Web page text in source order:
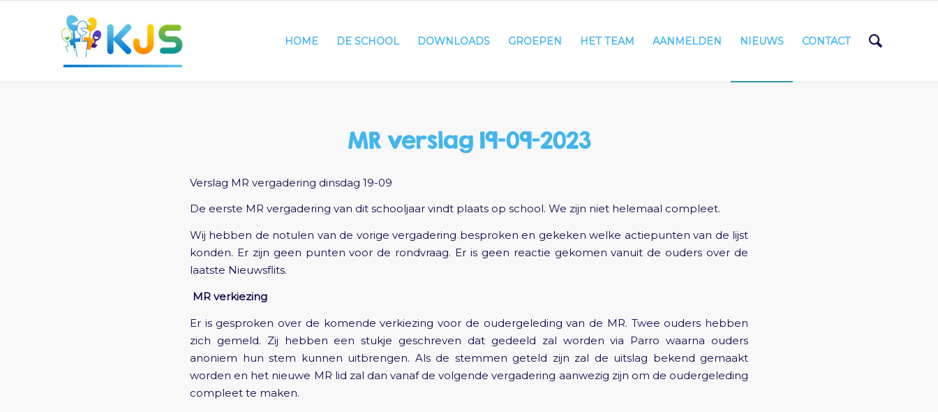
HOME DE SCHOOL DOWNLOADS GROEPEN HET TEAM AANMELDEN NIEUWS CONTACT
MR verslag 19-09-2023
Verslag MR vergadering dinsdag 19-09
De eerste MR vergadering van dit schooljaar vindt plaats op school. We zijn niet helemaal compleet.
Wij hebben de notulen van de vorige vergadering besproken en gekeken welke actiepunten van de lijst
konden. Er zijn geen punten voor de rondvraag. Er is geen reactie gekomen vanuit de ouders over de
laatste Nieuwsflits.
MR verkiezing
Er is gesproken over de komende verkiezing voor de oudergeleding van de MR. Twee ouders hebben
zich gemeld. Zij hebben een stukje geschreven dat gedeeld zal worden via Parro waarna ouders
anoniem hun stem kunnen uitbrengen. Als de stemmen geteld zijn zal de uitslag bekend gemaakt
worden en het nieuwe MR lid zal dan vanaf de volgende vergadering aanwezig zijn om de oudergeleding
compleet te maken.